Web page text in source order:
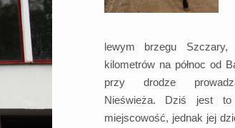
lewym brzegu Szczary,
kilometrów na północ od
przy drodze
Nieświeża. Dziś jest to
miejscowość, jednak jej